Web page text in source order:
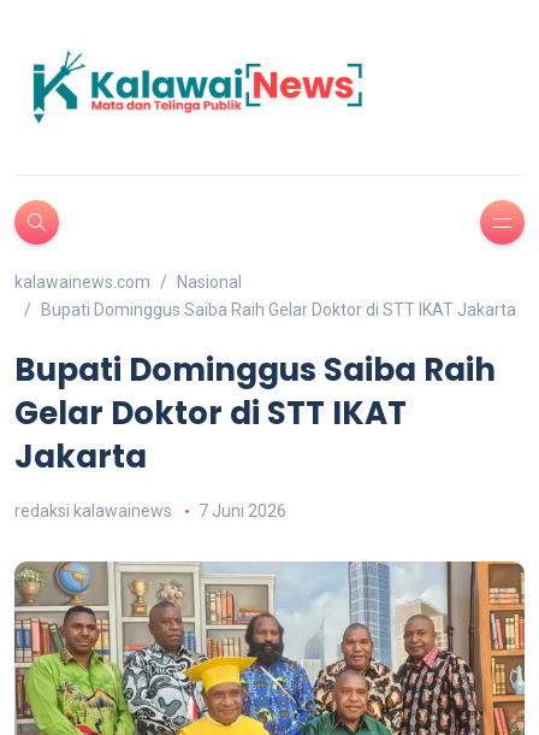
kalawainews.com
Nasional
Bupati Dominggus Saiba Raih Gelar Doktor di STT IKAT Jakarta
Bupati Dominggus Saiba Raih
Gelar Doktor di STT IKAT
Jakarta
redaksi kalawainews 7 Juni 2026